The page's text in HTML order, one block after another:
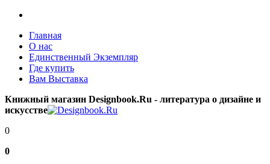
Главная
О нас
Единственный Экземпляр
Где купить
Вам Выставка
Книжный магазин Designbook.Ru - литература о дизайне и
искусстве
0
0